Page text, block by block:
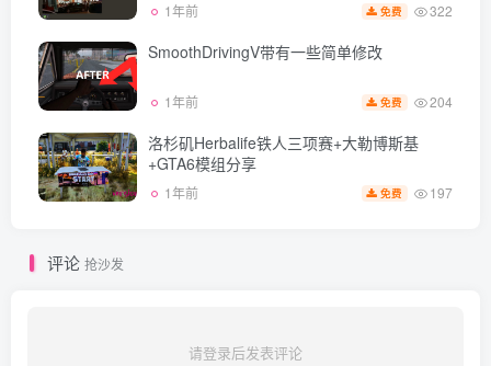
1年前 免费 322
SmoothDrivingV带有一些简单修改
1年前 免费 204
洛杉矶Herbalife铁人三项赛+大勒博斯基
+GTA6模组分享
1年前 免费 197
评论 抢沙发
请登录后发表评论